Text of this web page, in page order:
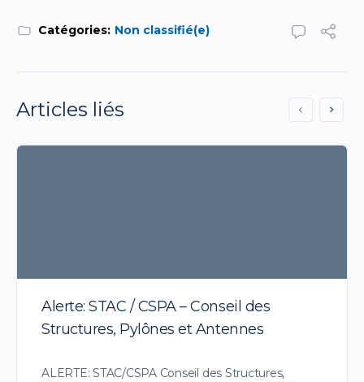
Catégories: Non classifié(e)
Articles liés
Alerte: STAC / CSPA – Conseil des
Structures, Pylônes et Antennes
ALERTE: STAC/CSPA Conseil des Structures,